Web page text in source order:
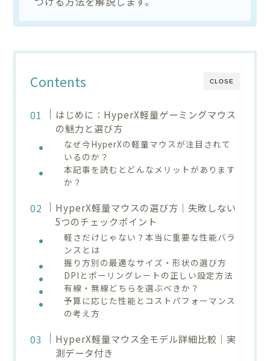
CLOSE
Contents
はじめに：HyperX軽量ゲーミングマウス
の魅力と選び方
なぜ今HyperXの軽量マウスが注目されて
いるのか？
本記事を読むとどんなメリットがあります
か？
HyperX軽量マウスの選び方｜失敗しない
5つのチェックポイント
軽さだけじゃない？本当に重要な性能バラ
ンスとは
握り方別の最適なサイズ・形状の選び方
DPIとポーリングレートの正しい設定方法
有線・無線どちらを選ぶべきか？
予算に応じた性能とコストパフォーマンス
の考え方
HyperX軽量マウス全モデル詳細比較｜実
測データ付き